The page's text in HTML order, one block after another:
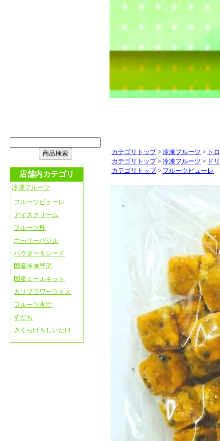
店舗内カテゴリ
冷凍フルーツ
フルーツピューレ
アイスクリーム
フルーツ酢
ホーリーバジル
パウダー＆シード
国産冷凍野菜
国産ミールキット
カリフラワーライス
フルーツ青汁
すだち
きくらげ＆しいたけ
カテゴリトップ > 冷凍フルーツ >
ト
カテゴリトップ > 冷凍フルーツ >
ド
カテゴリトップ > フルーツピューレ